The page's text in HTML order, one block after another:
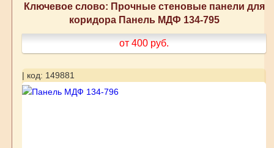
Ключевое слово: Прочные стеновые панели для
коридора Панель МДФ 134-795
от 400 руб.
| код: 149881